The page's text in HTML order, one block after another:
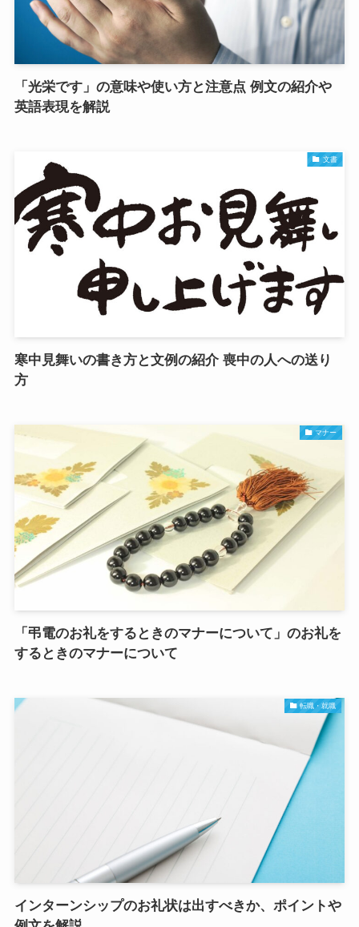
「光栄です」の意味や使い方と注意点 例文の紹介や
英語表現を解説
文書
寒中見舞いの書き方と文例の紹介 喪中の人への送り
方
マナー
「弔電のお礼をするときのマナーについて」のお礼を
するときのマナーについて
転職・就職
インターンシップのお礼状は出すべきか、ポイントや